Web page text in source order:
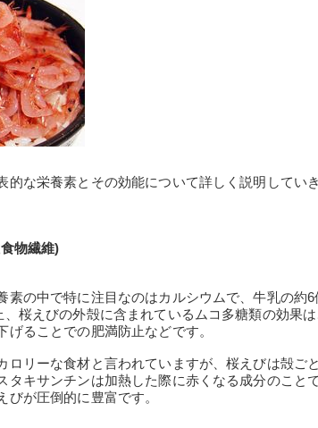
的な栄養素とその効能について詳しく説明していき
物繊維)
素の中で特に注目なのはカルシウムで、牛乳の約
、桜えびの外殻に含まれているムコ多糖類の効果
げることでの肥満防止などです。
ロリーな食材と言われていますが、桜えびは殻ご
タキサンチンは加熱した際に赤くなる成分のこと
びが圧倒的に豊富です。